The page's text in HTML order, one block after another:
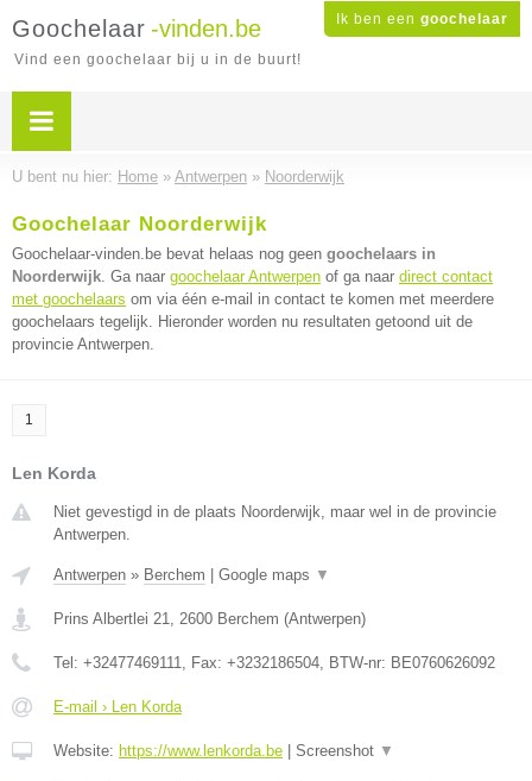
Ik ben een goochelaar
Goochelaar -vinden.be
Vind een goochelaar bij u in de buurt!
U bent nu hier: Home » Antwerpen » Noorderwijk
Goochelaar Noorderwijk
Goochelaar-vinden.be bevat helaas nog geen goochelaars in
Noorderwijk. Ga naar goochelaar Antwerpen of ga naar direct contact
met goochelaars om via één e-mail in contact te komen met meerdere
goochelaars tegelijk. Hieronder worden nu resultaten getoond uit de
provincie Antwerpen.
1
Len Korda
Niet gevestigd in de plaats Noorderwijk, maar wel in de provincie
Antwerpen.
Antwerpen » Berchem Google maps ▼
Prins Albertlei 21, 2600 Berchem (Antwerpen)
Tel: +32477469111, Fax: +3232186504, BTW-nr: BE0760626092
E-mail › Len Korda
Website: https://www.lenkorda.be Screenshot ▼